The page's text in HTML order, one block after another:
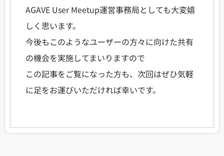
AGAVE User Meetup運営事務局としても大変嬉
しく思います。
今後もこのようなユーザーの方々に向けた共有
の機会を実施してまいりますので
この記事をご覧になった方も、次回はぜひ気軽
に足をお運びいただければ幸いです。